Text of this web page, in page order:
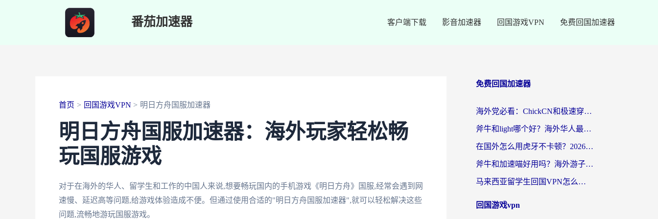
番茄加速器 客户端下载 影音加速器 回国游戏VPN 免费回国加速器
首页 回国游戏VPN 明日方舟国服加速器
明日方舟国服加速器：海外玩家轻松畅
玩国服游戏
对于在海外的华人、留学生和工作的中国人来说,想要畅玩国内的手机游戏《明日方舟》国服,经常会遇到网
速慢、延迟高等问题,给游戏体验造成不便。但通过使用合适的"明日方舟国服加速器",就可以轻松解决这些
问题,流畅地游玩国服游戏。
免费回国加速器
海外党必看：ChickCN和极速穿梭VPN好用吗？3招教你选对回国加速器无缝刷国内资源
斧牛和light哪个好？海外华人最关心的回国加速器选择难题，一篇讲透
在国外怎么用虎牙不卡顿？2026海外华人亲测有效的回国加速器选择指南
斧牛和加速喵好用吗？海外游子的真实选择困境
马来西亚留学生回国VPN怎么选？3个避坑点+1款实测好用的加速器推荐
回国游戏vpn